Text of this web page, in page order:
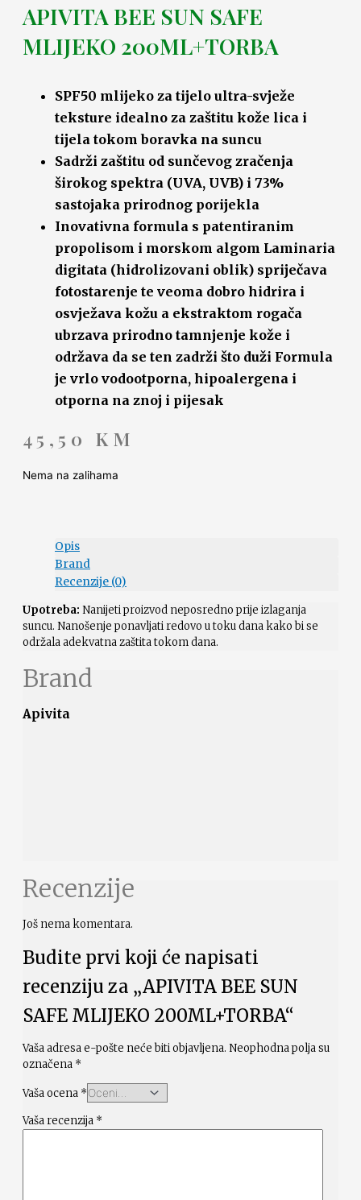
APIVITA BEE SUN SAFE
MLIJEKO 200ML+TORBA
SPF50 mlijeko za tijelo ultra-svježe
teksture idealno za zaštitu kože lica i
tijela tokom boravka na suncu
Sadrži zaštitu od sunčevog zračenja
širokog spektra (UVA, UVB) i 73%
sastojaka prirodnog porijekla
Inovativna formula s patentiranim
propolisom i morskom algom Laminaria
digitata (hidrolizovani oblik) spriječava
fotostarenje te veoma dobro hidrira i
osvježava kožu a ekstraktom rogača
ubrzava prirodno tamnjenje kože i
održava da se ten zadrži što duži Formula
je vrlo vodootporna, hipoalergena i
otporna na znoj i pijesak
45,50 KM
Nema na zalihama
Opis
Brand
Recenzije (0)
Upotreba: Nanijeti proizvod neposredno prije izlaganja
suncu. Nanošenje ponavljati redovo u toku dana kako bi se
održala adekvatna zaštita tokom dana.
Brand
Apivita
Recenzije
Još nema komentara.
Budite prvi koji će napisati
recenziju za „APIVITA BEE SUN
SAFE MLIJEKO 200ML+TORBA“
Vaša adresa e-pošte neće biti objavljena. Neophodna polja su
označena *
Vaša ocena *
Vaša recenzija *